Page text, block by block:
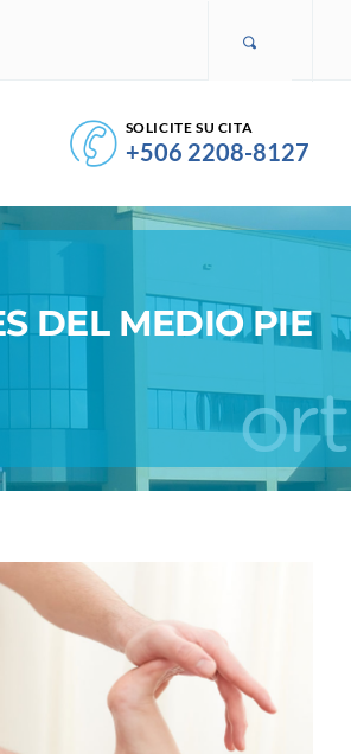
SOLICITE SU CITA
+506 2208-8127
DEL MEDIO PIE